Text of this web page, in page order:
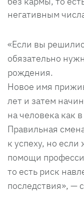
негативным
«Если вы
обязательно
рождения.
Новое имя
лет и затем
на человека как
Правильная
к успеху, но
помощи
то есть риск
последствия», —